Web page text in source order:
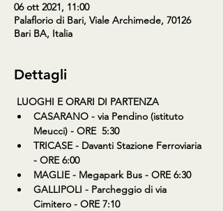
06 ott 2021, 11:00
Palaflorio di Bari, Viale Archimede, 70126
Bari BA, Italia
Dettagli
LUOGHI E ORARI DI PARTENZA
CASARANO - via Pendino (istituto
Meucci) - ORE  5:30
TRICASE - Davanti Stazione Ferroviaria
- ORE 6:00
MAGLIE - Megapark Bus - ORE 6:30
GALLIPOLI - Parcheggio di via
Cimitero - ORE 7:10